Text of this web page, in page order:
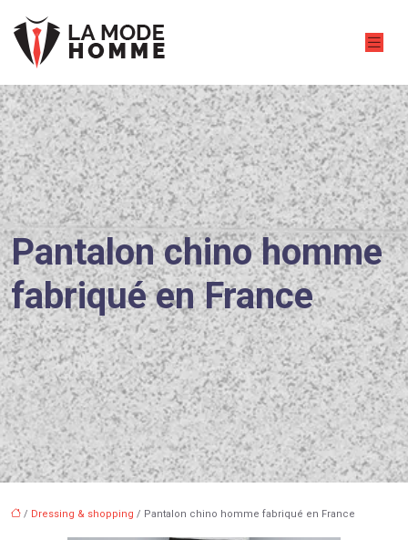
Pantalon chino homme
fabriqué en France
/ Dressing & shopping / Pantalon chino homme fabriqué en France